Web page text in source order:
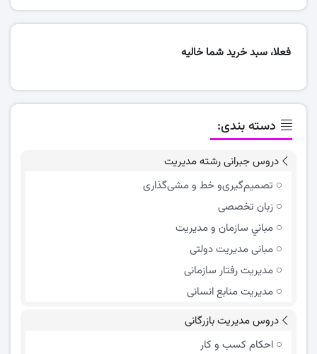
فعلا، سبد خرید شما خالیه
دسته بندی:
دروس جبرانی رشته مدیریت
تصمیم‌گیری‌و خط و مشی‌گذاری
زبان تخصصی
مباني سازمان و مديريت
مبانی مدیریت دولتی
مدیریت رفتار سازمانی
مدیریت منابع انسانی
دروس مدیریت بازرگانی
احکام کسب و کار